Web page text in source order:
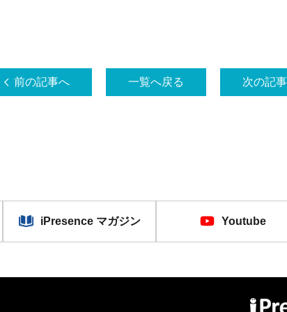
前の記事へ 一覧へ戻る 次の記
iPresence マガジン Youtube